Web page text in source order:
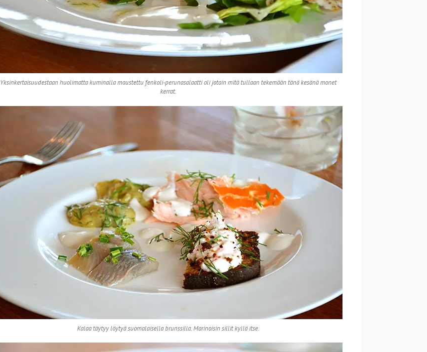
Yksinkertaisuudestaan huolimatta kuminalla maustettu fenkoli-perunasalaatti oli jotain mitä tullaan tekemään tänä kesänä monet
kerrat.
Kalaa täytyy löytyä suomalaisella brunssilla. Marinoisin sillit kyllä itse.